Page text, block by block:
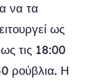
να τα
ως
τις 18:00
ρούβλια. Η